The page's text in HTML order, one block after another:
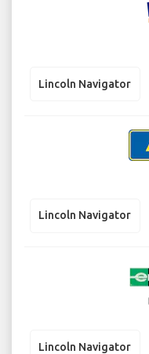
Lincoln Navigator
Lincoln Navigator
Lincoln Navigator